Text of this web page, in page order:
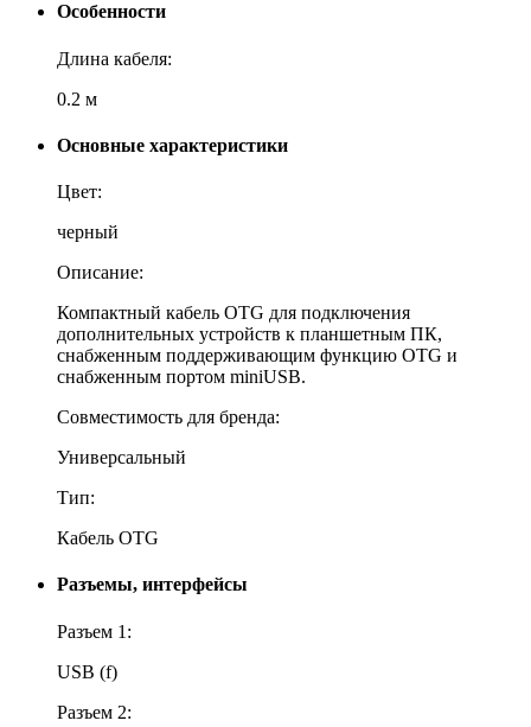
Особенности
Длина кабеля:
0.2 м
Основные характеристики
Цвет:
черный
Описание:
Компактный кабель OTG для подключения
дополнительных устройств к планшетным ПК,
снабженным поддерживающим функцию OTG и
снабженным портом miniUSB.
Совместимость для бренда:
Универсальный
Тип:
Кабель OTG
Разъемы, интерфейсы
Разъем 1:
USB (f)
Разъем 2: